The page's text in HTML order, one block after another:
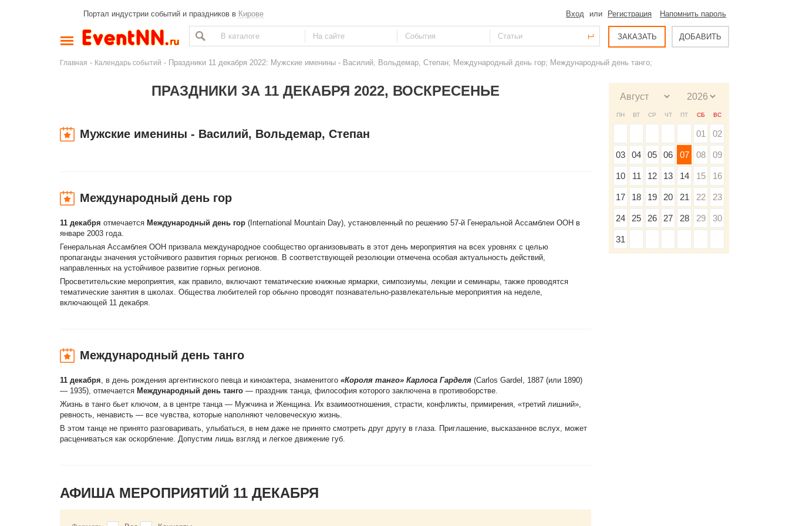
Портал индустрии событий и праздников в Кирове Вход или Регистрация Напомнить пароль
ЗАКАЗАТЬ ДОБАВИТЬ
Главная - Календарь событий - Праздники 11 декабря 2022: Мужские именины - Василий, Вольдемар, Степан; Международный день гор; Международный день танго;
ПРАЗДНИКИ ЗА 11 ДЕКАБРЯ 2022, ВОСКРЕСЕНЬЕ
Мужские именины - Василий, Вольдемар, Степан
Международный день гор
11 декабря отмечается Международный день гор (International Mountain Day), установленный по решению 57-й Генеральной Ассамблеи ООН в
январе 2003 года.
Генеральная Ассамблея ООН призвала международное сообщество организовывать в этот день мероприятия на всех уровнях с целью
пропаганды значения устойчивого развития горных регионов. В соответствующей резолюции отмечена особая актуальность действий,
направленных на устойчивое развитие горных регионов.
Просветительские мероприятия, как правило, включают тематические книжные ярмарки, симпозиумы, лекции и семинары, также проводятся
тематические занятия в школах. Общества любителей гор обычно проводят познавательно-развлекательные мероприятия на неделе,
включающей 11 декабря.
Международный день танго
11 декабря, в день рождения аргентинского певца и киноактера, знаменитого «Короля танго» Карлоса Гарделя (Carlos Gardel, 1887 (или 1890)
— 1935), отмечается Международный день танго — праздник танца, философия которого заключена в противоборстве.
Жизнь в танго бьет ключом, а в центре танца — Мужчина и Женщина. Их взаимоотношения, страсти, конфликты, примирения, «третий лишний»,
ревность, ненависть — все чувства, которые наполняют человеческую жизнь.
В этом танце не принято разговаривать, улыбаться, в нем даже не принято смотреть друг другу в глаза. Приглашение, высказанное вслух, может
расцениваться как оскорбление. Допустим лишь взгляд и легкое движение губ.
АФИША МЕРОПРИЯТИЙ 11 ДЕКАБРЯ
ПН ВТ СР ЧТ ПТ СБ ВС
01 02
03 04 05 06 07 08 09
10 11 12 13 14 15 16
17 18 19 20 21 22 23
24 25 26 27 28 29 30
31